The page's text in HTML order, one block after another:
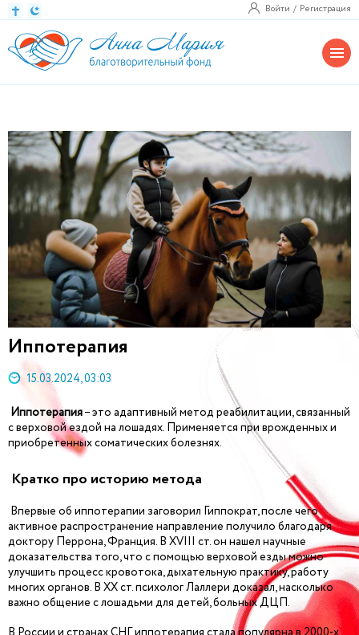
Войти Регистрация
Иппотерапия
15.03.2024, 03:03
Иппотерапия– это адаптивный метод реабилитации, связанный
с верховой ездой на лошадях. Применяется при врожденных и
приобретенных соматических болезнях.
Кратко про историю метода
Впервые об иппотерапии заговорил Гиппократ, после чего
активное распространение направление получило благодаря
доктору Перрона, Франция. В XVIII ст. он нашел научные
доказательства того, что с помощью верховой езды можно
улучшить процесс кровотока, дыхательную практику, работу
многих органов. В XX ст. психолог Лаллери доказал, насколько
важно общение с лошадьми для детей, больных ДЦП.